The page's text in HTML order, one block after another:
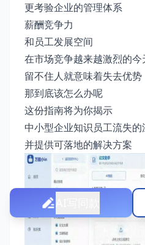
更考验企业的管理体系
薪酬竞争力
和员工发展空间
在市场竞争越来越激烈的今
留不住人就意味着失去优势
那到底该怎么办呢
这份指南将为你揭示
中小型企业知识员工流失的
并提供可落地的解决方案